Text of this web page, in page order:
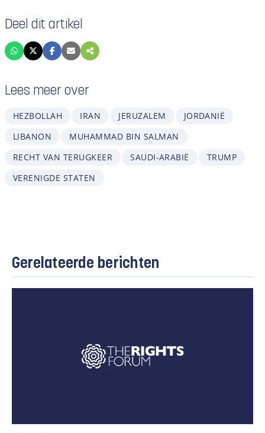
Deel dit artikel
Lees meer over
HEZBOLLAH IRAN JERUZALEM
JORDANIË
LIBANON
MUHAMMAD BIN SALMAN
RECHT VAN TERUGKEER
SAUDI-ARABIË
TRUMP
VERENIGDE STATEN
Gerelateerde berichten